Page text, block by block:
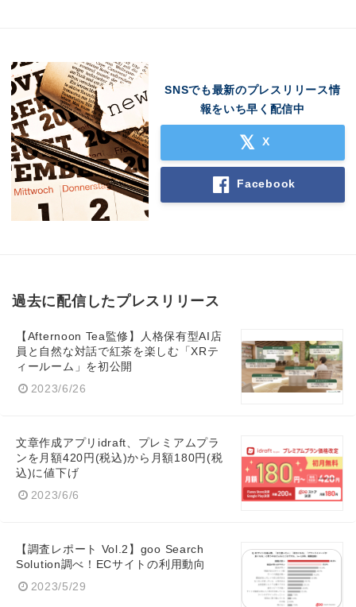
SNSでも最新のプレスリリース情
報をいち早く配信中
X
Facebook
過去に配信したプレスリリース
【Afternoon Tea監修】人格保有型AI店
員と自然な対話で紅茶を楽しむ「XRテ
ィールーム」を初公開
2023/6/26
文章作成アプリidraft、プレミアムプラ
ンを月額420円(税込)から月額180円(税
込)に値下げ
2023/6/6
【調査レポート Vol.2】goo Search
Solution調べ！ECサイトの利用動向
2023/5/29
Japanese